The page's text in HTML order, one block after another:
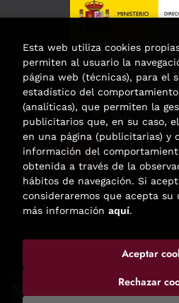
Esta actividad
para la
la
. Todos
Esta web utiliza cookies
permiten al usuario la
página web (técnicas), para el
estadístico del
(analíticas), que permiten la
publicitarios que, en su caso,
en una página (publicitarias) y
información del
obtenida a través de la
hábitos de navegación. Si
consideraremos que acepta su
más información aquí.
Rechazar
Aceptar